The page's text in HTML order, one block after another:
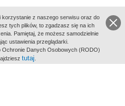
korzystanie z naszego serwisu oraz do
tych plików, to zgadzasz się na ich
Pamiętaj, że możesz samodzielnie
ustawienia przeglądarki.
Ochronie Danych Osobowych (RODO)
tutaj